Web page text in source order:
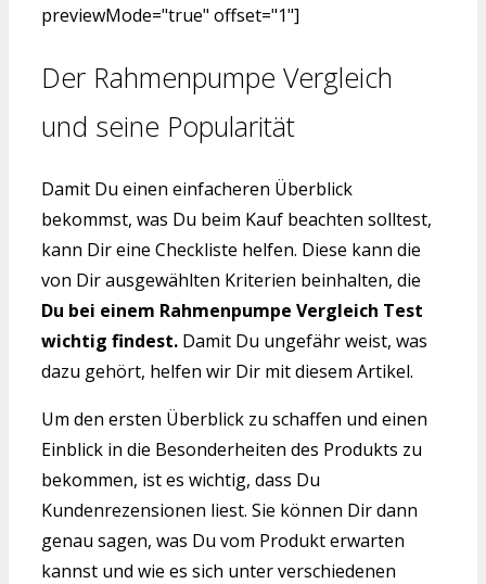
previewMode="true" offset="1"]
Der Rahmenpumpe Vergleich
und seine Popularität
Damit Du einen einfacheren Überblick
bekommst, was Du beim Kauf beachten solltest,
kann Dir eine Checkliste helfen. Diese kann die
von Dir ausgewählten Kriterien beinhalten, die
Du bei einem Rahmenpumpe Vergleich Test
wichtig findest. Damit Du ungefähr weist, was
dazu gehört, helfen wir Dir mit diesem Artikel.
Um den ersten Überblick zu schaffen und einen
Einblick in die Besonderheiten des Produkts zu
bekommen, ist es wichtig, dass Du
Kundenrezensionen liest. Sie können Dir dann
genau sagen, was Du vom Produkt erwarten
kannst und wie es sich unter verschiedenen